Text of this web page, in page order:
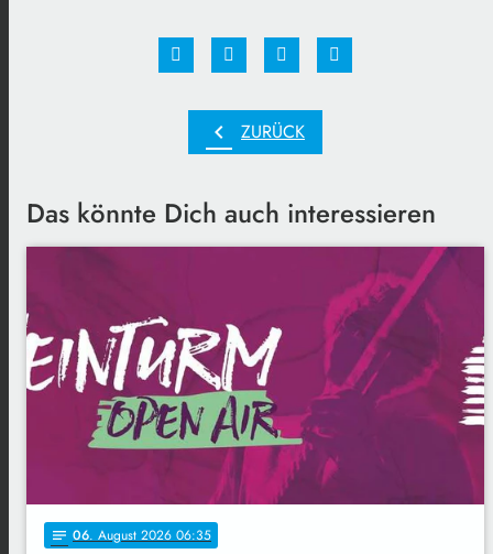
chevron_left ZURÜCK
Das könnte Dich auch interessieren
notes 06. August 2026 06:35